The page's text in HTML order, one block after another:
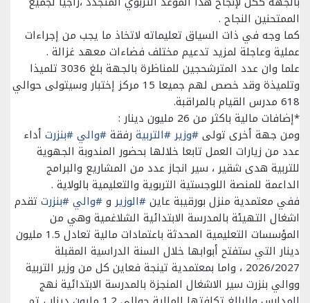
الممتحنين النجاح .
كما وجه في ذات السياق تعليماته لاتخاذ ما يجب من إجراءات
عملية وعاجلة لمزيد تدعيم مختلف فضاءات معهد غزالة .
علما وان عدد المترشحجين للمناظرة بالجهة بلغ 3036 تلميذا
وتلميذة وقد خصص لهم جميعا 15 مركز إختبار وسيتولى حوالي
618 مدرس القيام بالمراقبة.
*إضافات مالية باكثر من 26 مليون دينار :
ومن جهة أخرى تولى#وزير#التربية رفقة#والي#بنزرت أداء
عدد من زيارات العمل تابعا خلالها بحضور المندوبة الجهوية
للتربية هدى شقير ، سير انجاز عدد من المشاريع والبرامج
الداعمة للمنصة اللوجستية التربوية والتعليمية بالولاية .
ففي معتمدية منزل بورقيبة عاين#الوزير و#والي#بنزرت تقدم
اشغال التهيئة بالمدرسة الابتدائية الشلاغمية وهي من
المؤسسات التعليمية المحدثة باعتمادات مالية تعادل 1.5 مليون
دينار التي ستفتح أبوابها خلال السنة الدراسية المقبلة
2026/2027 ، واما بمعتمدية تينجة فعاين كل من وزير التربية
ووالي بنزرت سير الاشغال المنجزة بالمدرسة الابتدائية نهج